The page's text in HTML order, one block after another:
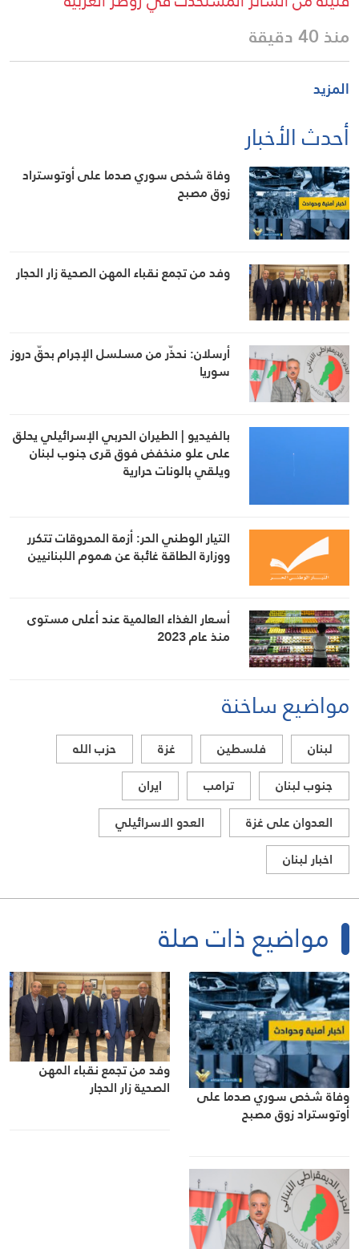
منذ 40 دقيقة
المزيد
أحدث الأخبار
وفاة شخص سوري صدما على أوتوستراد
زوق مصبح
وفد من تجمع نقباء المهن الصحية زار الحجار
أرسلان: نحذّر من مسلسل الإجرام بحقّ دروز
سوريا
بالفيديو | الطيران الحربي الإسرائيلي يحلق
على علو منخفض فوق قرى جنوب لبنان
ويلقي بالونات حرارية
التيار الوطني الحر: أزمة المحروقات تتكرر
ووزارة الطاقة غائبة عن هموم اللبنانيين
أسعار الغذاء العالمية عند أعلى مستوى
منذ عام 2023
مواضيع ساخنة
لبنان فلسطين غزة
حزب الله
جنوب لبنان
ترامب
ايران
العدوان على غزة
العدو الاسرائيلي
اخبار لبنان
مواضيع ذات صلة
وفاة شخص سوري صدما على
أوتوستراد زوق مصبح
وفد من تجمع نقباء المهن
الصحية زار الحجار